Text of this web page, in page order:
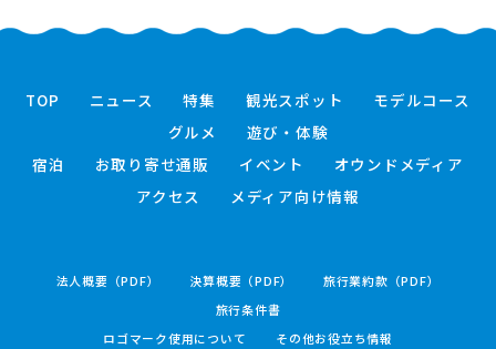
TOP ニュース 特集 観光スポット
モデルコース
グルメ
遊び・体験
宿泊
お取り寄せ通販 イベント
オウンドメディア
アクセス
メディア向け情報
法人概要（PDF） 決算概要（PDF）
旅行業約款（PDF）
旅行条件書
ロゴマーク使用について
その他お役立ち情報